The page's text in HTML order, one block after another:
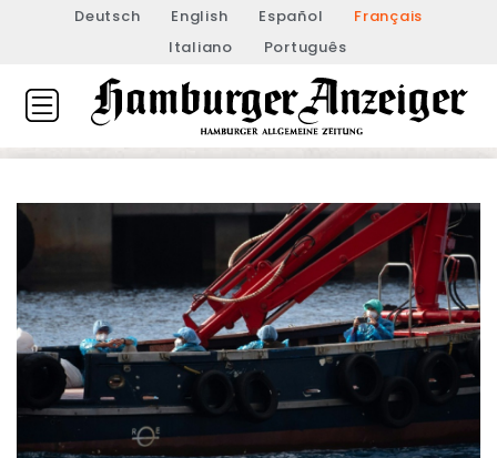
Deutsch English Español
Français
Italiano
Português